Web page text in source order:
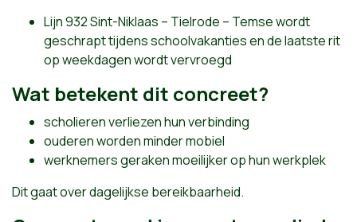
Lijn 932 Sint-Niklaas – Tielrode – Temse wordt
geschrapt tijdens schoolvakanties en de laatste rit
op weekdagen wordt vervroegd
Wat betekent dit concreet?
scholieren verliezen hun verbinding
ouderen worden minder mobiel
werknemers geraken moeilijker op hun werkplek
Dit gaat over dagelijkse bereikbaarheid.